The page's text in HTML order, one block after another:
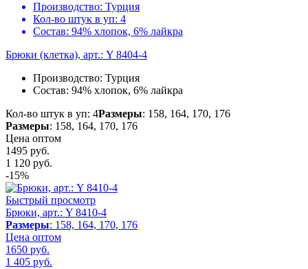
Производство: Турция
Кол-во штук в уп: 4
Состав: 94% хлопок, 6% лайкра
Брюки (клетка), арт.: Y 8404-4
Производство: Турция
Состав: 94% хлопок, 6% лайкра
Кол-во штук в уп: 4Размеры: 158, 164, 170, 176
Размеры: 158, 164, 170, 176
Цена оптом
1495 руб.
1 120 руб.
-15%
Быстрый просмотр
Брюки, арт.: Y 8410-4
Размеры: 158, 164, 170, 176
Цена оптом
1650 руб.
1 405 руб.